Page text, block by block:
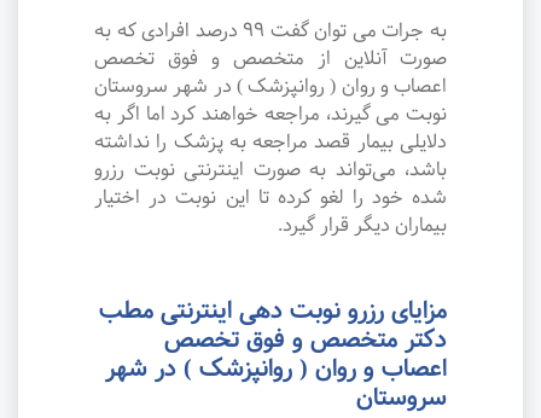
به جرات می‌ توان گفت ۹۹ درصد افرادی که به
صورت آنلاین از متخصص و فوق تخصص
اعصاب و روان ( روانپزشک ) در شهر سروستان
نوبت می گیرند، مراجعه خواهند کرد اما اگر به
دلایلی بیمار قصد مراجعه به پزشک را نداشته
باشد، می‌تواند به صورت اینترنتی نوبت رزرو
شده خود را لغو کرده تا این نوبت در اختیار
بیماران دیگر قرار گیرد.
مزایای رزرو نوبت دهی اینترنتی مطب
دکتر متخصص و فوق تخصص
اعصاب و روان ( روانپزشک ) در شهر
سروستان